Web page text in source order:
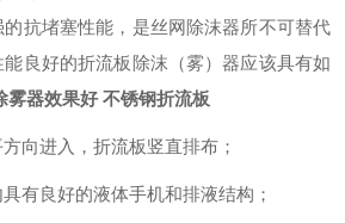
抗堵塞性能，是丝网除沫器所不可替代
良好的折流板除沫（雾）器应该具有如
雾器效果好 不锈钢折流板
向进入，折流板竖直排布；
有良好的液体手机和排液结构；